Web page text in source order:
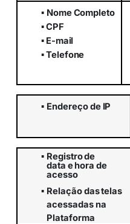
▪ NomeCompleto
▪CPF
▪ E-mail
▪Telefone
▪ Endereçode IP
▪ Registrode
data ehora de
acesso
▪ Relaçãodastelas
acessadas na
Plataforma